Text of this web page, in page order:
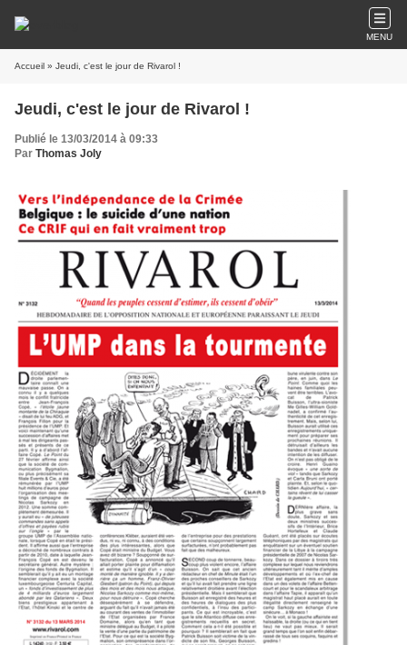
MENU
Accueil » Jeudi, c'est le jour de Rivarol !
Jeudi, c'est le jour de Rivarol !
Publié le 13/03/2014 à 09:33
Par Thomas Joly